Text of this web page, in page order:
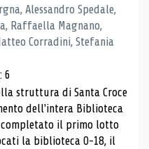
Alessandro Spedale,
Raffaella Magnano,
Corradini, Stefania
6
struttura di Santa Croce
dell'intera Biblioteca
completato il primo lotto
la biblioteca 0-18, il